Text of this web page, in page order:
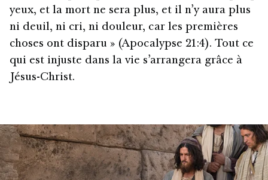
yeux, et la mort ne sera plus, et il n’y aura plus
ni deuil, ni cri, ni douleur, car les premières
choses ont disparu » (Apocalypse 21:4). Tout ce
qui est injuste dans la vie s’arrangera grâce à
Jésus-Christ.